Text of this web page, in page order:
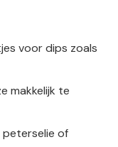
voor dips zoals
makkelijk te
peterselie of